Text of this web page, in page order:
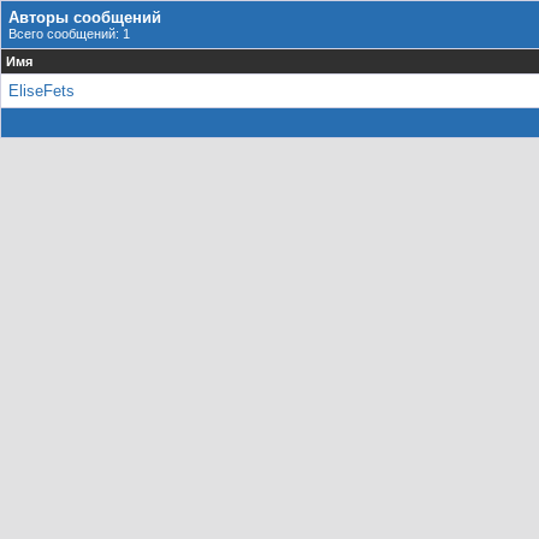
Авторы сообщений
Всего сообщений: 1
Имя
EliseFets